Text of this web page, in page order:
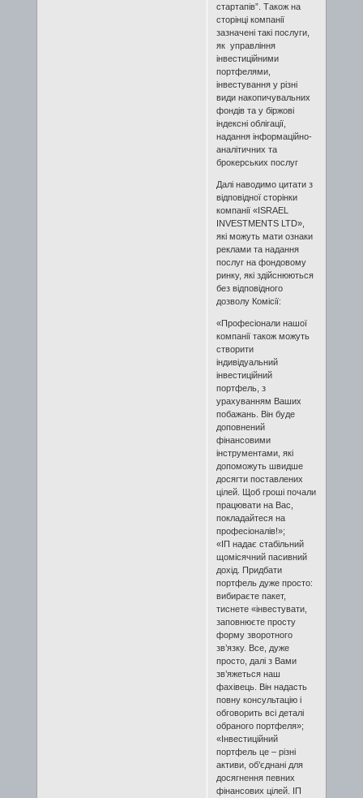
стартапів”. Також на
сторінці компанії
зазначені такі послуги,
як управління
інвестиційними
портфелями,
інвестування у різні
види накопичувальних
фондів та у біржові
індексні облігації,
надання інформаційно-
аналітичних та
брокерських послуг
Далі наводимо цитати з
відповідної сторінки
компанії «ISRAEL
INVESTMENTS LTD»,
які можуть мати ознаки
реклами та надання
послуг на фондовому
ринку, які здійснюються
без відповідного
дозволу Комісії:
«Професіонали нашої
компанії також можуть
створити
індивідуальний
інвестиційний
портфель, з
урахуванням Ваших
побажань. Він буде
доповнений
фінансовими
інструментами, які
допоможуть швидше
досягти поставлених
цілей. Щоб гроші почали
працювати на Вас,
покладайтеся на
професіоналів!»;
«ІП надає стабільний
щомісячний пасивний
дохід. Придбати
портфель дуже просто:
вибираєте пакет,
тиснете «інвестувати,
заповнюєте просту
форму зворотного
зв’язку. Все, дуже
просто, далі з Вами
зв’яжеться наш
фахівець. Він надасть
повну консультацію і
обговорить всі деталі
обраного портфеля»;
«Інвестиційний
портфель це – різні
активи, об’єднані для
досягнення певних
фінансових цілей. ІП